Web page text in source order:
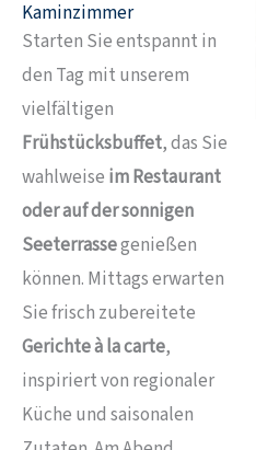
Kaminzimmer
Starten Sie entspannt in
den Tag mit unserem
vielfältigen
Frühstücksbuffet, das Sie
wahlweise im Restaurant
oder auf der sonnigen
Seeterrassegenießen
können. Mittags erwarten
Sie frisch zubereitete
Gerichte à la carte,
inspiriert von regionaler
Küche und saisonalen